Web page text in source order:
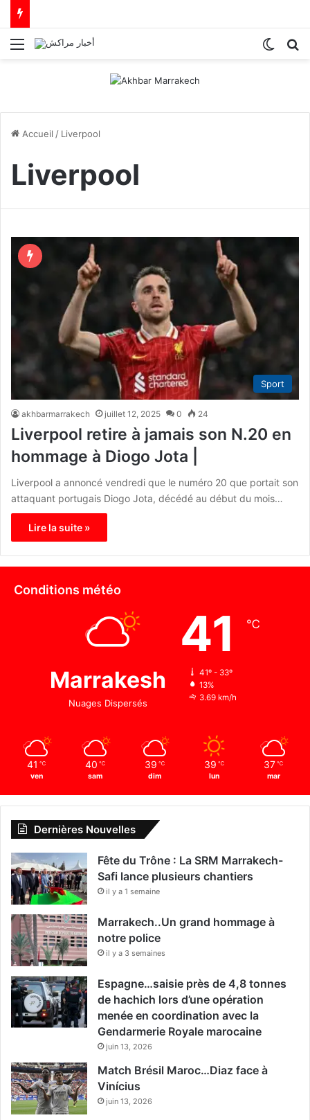
Menu
Accueil / Liverpool
Liverpool
Sport
akhbarmarrakech juillet 12, 2025 0 24
Liverpool retire à jamais son N.20 en
hommage à Diogo Jota |
Liverpool a annoncé vendredi que le numéro 20 que portait son
attaquant portugais Diogo Jota, décédé au début du mois…
Lire la suite »
Conditions météo
Marrakesh
Nuages Dispersés
41 ℃
41º - 33º
13%
3.69 km/h
41 ℃
ven
40 ℃
sam
39 ℃
dim
39 ℃
lun
37 ℃
mar
Dernières Nouvelles
Fête du Trône : La SRM Marrakech-
Safi lance plusieurs chantiers
il y a 1 semaine
Marrakech..Un grand hommage à
notre police
il y a 3 semaines
Espagne…saisie près de 4,8 tonnes
de hachich lors d’une opération
menée en coordination avec la
Gendarmerie Royale marocaine
juin 13, 2026
Match Brésil Maroc…Diaz face à
Vinícius
juin 13, 2026